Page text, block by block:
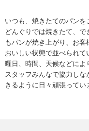
いつも、焼きたてのパンを
どんぐりでは焼きたて、
もパンが焼き上がり、お
おいしい状態で並べられて
曜日、時間、天候などによ
スタッフみんなで協力し
きるように日々頑張ってい